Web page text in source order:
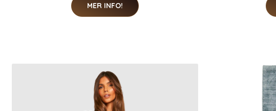
MER INFO!